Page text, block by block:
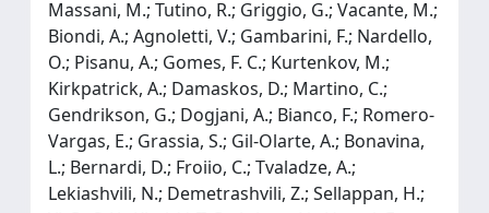
Massani, M.; Tutino, R.; Griggio, G.; Vacante, M.;
Biondi, A.; Agnoletti, V.; Gambarini, F.; Nardello,
O.; Pisanu, A.; Gomes, F. C.; Kurtenkov, M.;
Kirkpatrick, A.; Damaskos, D.; Martino, C.;
Gendrikson, G.; Dogjani, A.; Bianco, F.; Romero-
Vargas, E.; Grassia, S.; Gil-Olarte, A.; Bonavina,
L.; Bernardi, D.; Froiio, C.; Tvaladze, A.;
Lekiashvili, N.; Demetrashvili, Z.; Sellappan, H.;